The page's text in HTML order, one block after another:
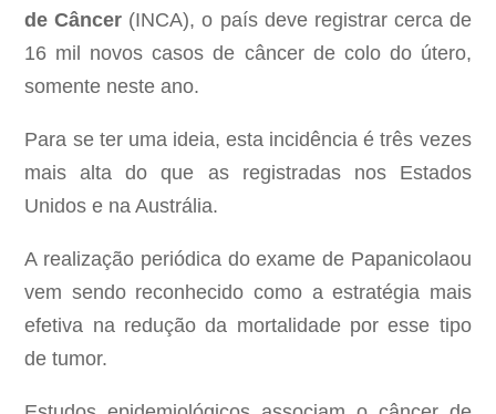
de Câncer (INCA), o país deve registrar cerca de
16 mil novos casos de câncer de colo do útero,
somente neste ano.
Para se ter uma ideia, esta incidência é três vezes
mais alta do que as registradas nos Estados
Unidos e na Austrália.
A realização periódica do exame de Papanicolaou
vem sendo reconhecido como a estratégia mais
efetiva na redução da mortalidade por esse tipo
de tumor.